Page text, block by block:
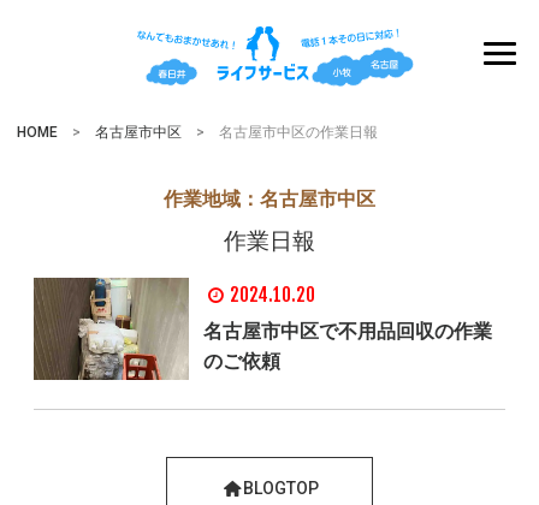
HOME > 名古屋市中区 > 名古屋市中区の作業日報
作業地域： 名古屋市中区
作業日報
2024.10.20
名古屋市中区で不用品回収の作業
のご依頼
BLOGTOP